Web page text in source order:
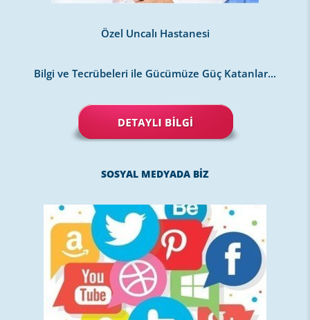
Özel Uncalı Hastanesi
Bilgi ve Tecrübeleri ile Gücümüze Güç Katanlar...
SOSYAL MEDYADA BİZ